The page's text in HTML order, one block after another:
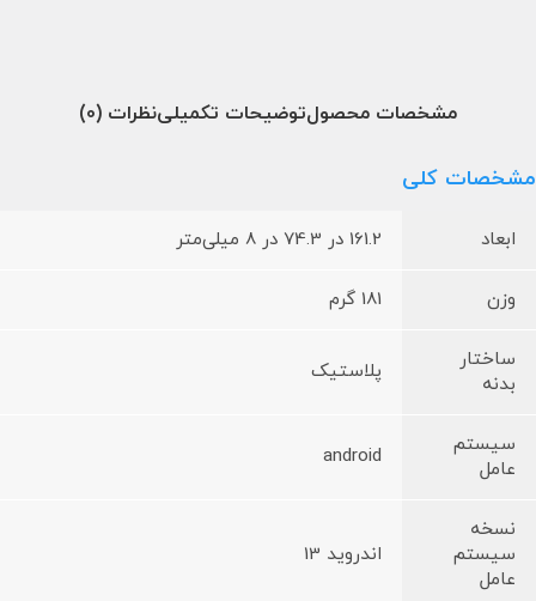
مشخصات محصولتوضیحات تکمیلینظرات (0)
مشخصات کلی
ابعاد 161.2 در 74.3 در 8 میلی‌متر
وزن 181 گرم
ساختار
بدنه
پلاستیک
سیستم
عامل
android
نسخه
سیستم
عامل
اندروید 13